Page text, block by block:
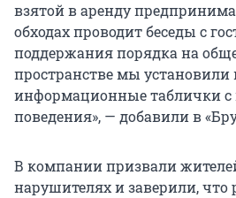
взятой в аренду
обходах проводит беседы с
поддержания порядка на
пространстве мы
информационные таблички
поведения», — добавили в
В компании призвали
нарушителях и заверили, что